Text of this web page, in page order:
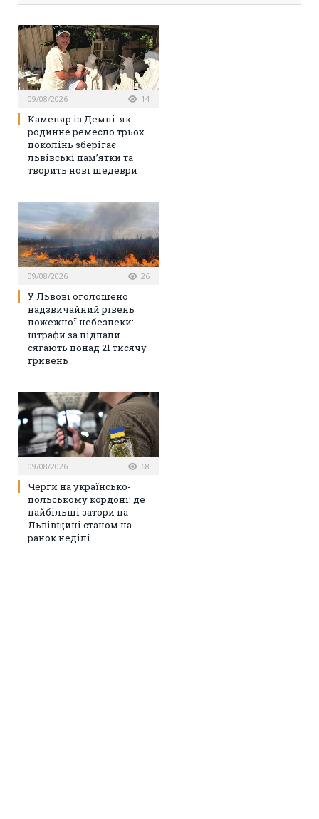
09/08/2026 14
Каменяр із Демні: як
родинне ремесло трьох
поколінь зберігає
львівські пам’ятки та
творить нові шедеври
09/08/2026 26
У Львові оголошено
надзвичайний рівень
пожежної небезпеки:
штрафи за підпали
сягають понад 21 тисячу
гривень
09/08/2026 68
Черги на українсько-
польському кордоні: де
найбільші затори на
Львівщині станом на
ранок неділі